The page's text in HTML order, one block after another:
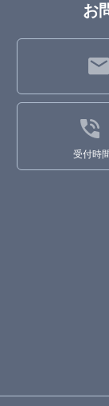
お
受付時